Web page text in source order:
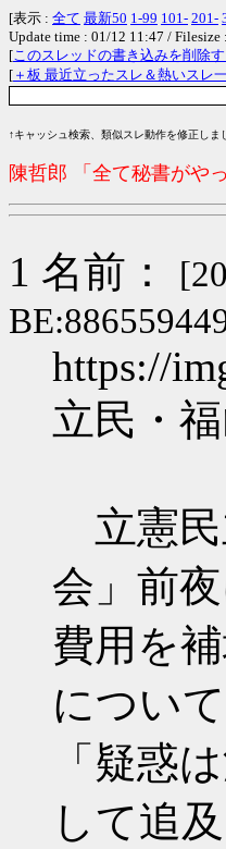
[表示 : 全て 最新50 1-99 101- 201-
Update time : 01/12 11:47 / Filesize
[このスレッドの書き込みを削除
[ ＋板 最近立ったスレ＆熱いスレ
↑キャッシュ検索、類似スレ動作を修正しま
陳哲郎 「全て秘書がや
1 名前：
https://
立民・
立憲民
会」前
費用を
について
「疑惑
して追